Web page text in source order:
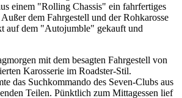
einem "Rolling Chassis" ein fahrfertiges
dem Fahrgestell und der Rohkarosse
auf dem "Autojumble" gekauft und
mit dem besagten Fahrgestell von
Karosserie im Roadster-Stil.
das Suchkommando des Seven-Clubs aus
Teilen. Pünktlich zum Mittagessen lief